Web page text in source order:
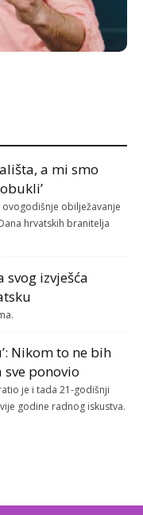
a mi smo
ovogodišnje obilježavanje
hrvatskih branitelja
izvješća
Nikom to ne bih
ponovio
je i tada 21-godišnji
godine radnog iskustva.